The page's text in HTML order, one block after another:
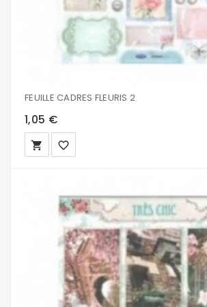
FEUILLE CADRES FLEURIS 2
1,05 €
local_grocery_store favorite_border